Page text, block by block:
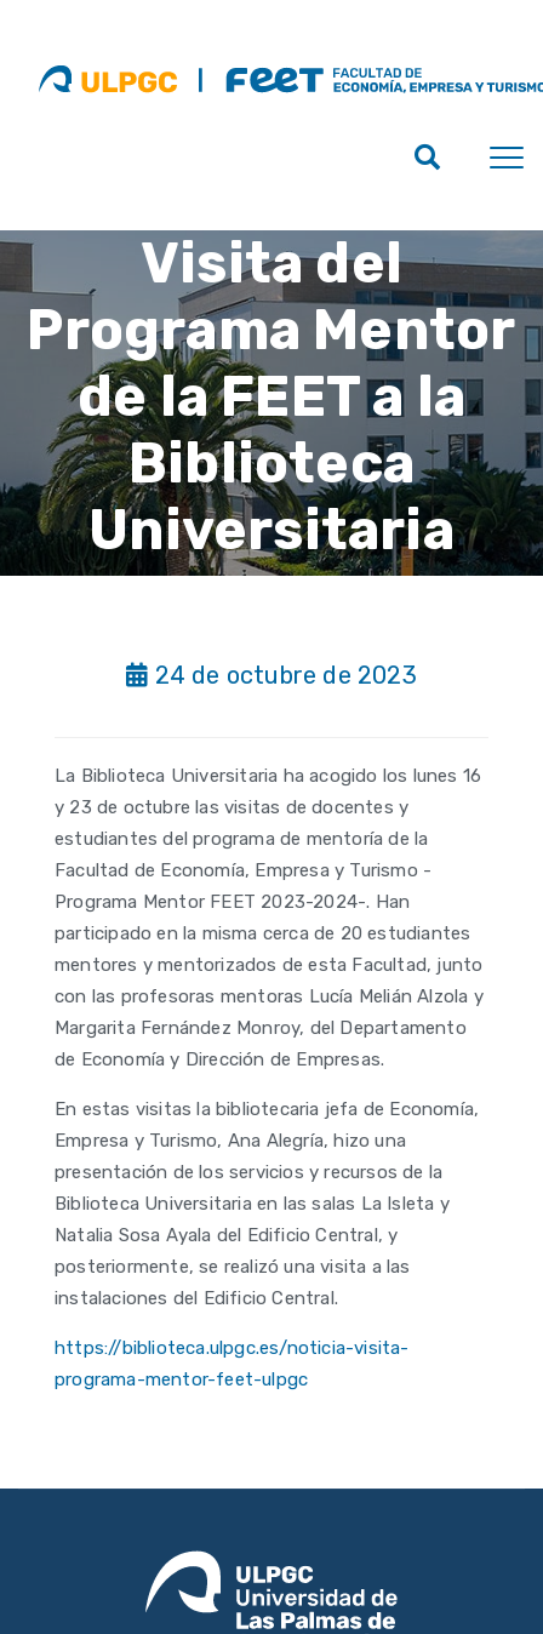
Visita del
Programa Mentor
de la FEET a la
Biblioteca
Universitaria
24 de octubre de 2023
La Biblioteca Universitaria ha acogido los lunes 16
y 23 de octubre las visitas de docentes y
estudiantes del programa de mentoría de la
Facultad de Economía, Empresa y Turismo -
Programa Mentor FEET 2023-2024-. Han
participado en la misma cerca de 20 estudiantes
mentores y mentorizados de esta Facultad, junto
con las profesoras mentoras Lucía Melián Alzola y
Margarita Fernández Monroy, del Departamento
de Economía y Dirección de Empresas.
En estas visitas la bibliotecaria jefa de Economía,
Empresa y Turismo, Ana Alegría, hizo una
presentación de los servicios y recursos de la
Biblioteca Universitaria en las salas La Isleta y
Natalia Sosa Ayala del Edificio Central, y
posteriormente, se realizó una visita a las
instalaciones del Edificio Central.
https://biblioteca.ulpgc.es/noticia-visita-
programa-mentor-feet-ulpgc